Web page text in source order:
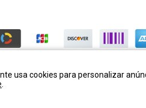
usa cookies para personalizar